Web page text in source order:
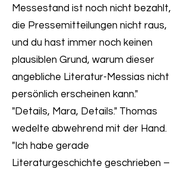
Messestand ist noch nicht bezahlt,
die Pressemitteilungen nicht raus,
und du hast immer noch keinen
plausiblen Grund, warum dieser
angebliche Literatur-Messias nicht
persönlich erscheinen kann."
"Details, Mara, Details." Thomas
wedelte abwehrend mit der Hand.
"Ich habe gerade
Literaturgeschichte geschrieben –